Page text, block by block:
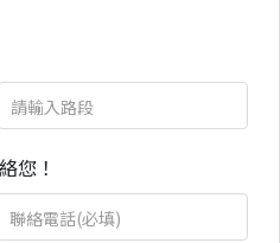
您！